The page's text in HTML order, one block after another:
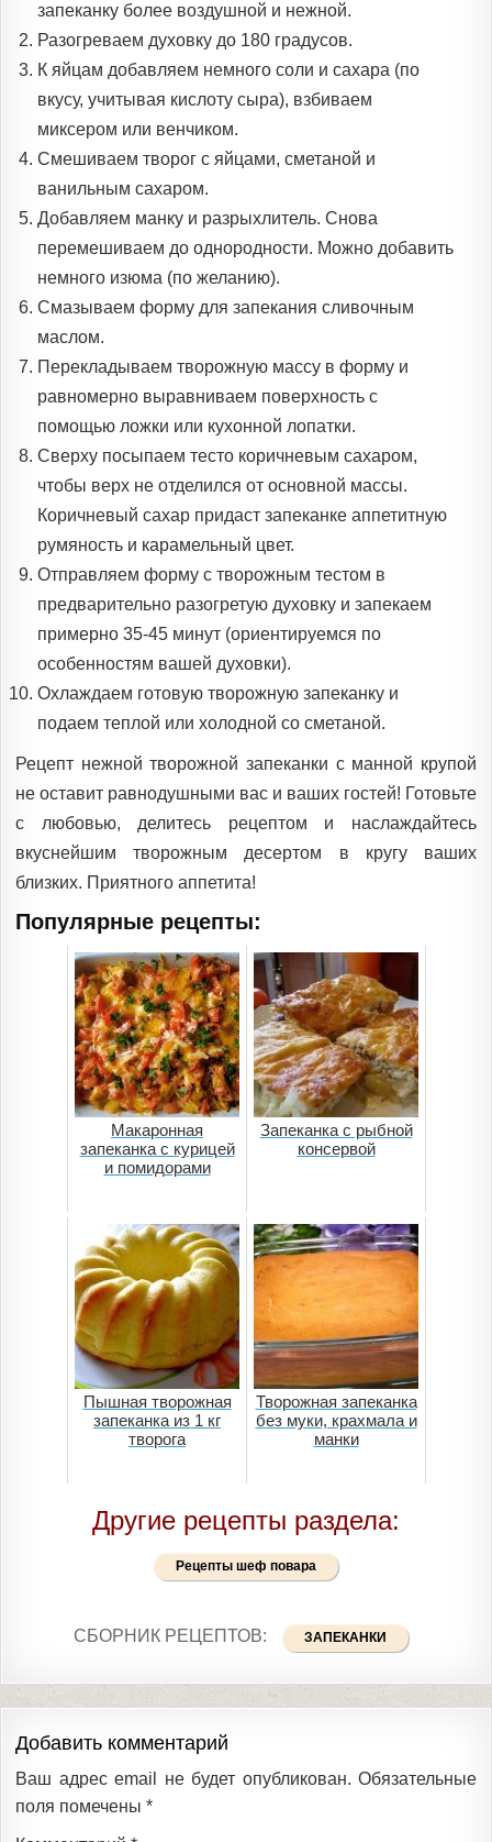
запеканку более воздушной и нежной.
Разогреваем духовку до 180 градусов.
К яйцам добавляем немного соли и сахара (по
вкусу, учитывая кислоту сыра), взбиваем
миксером или венчиком.
Смешиваем творог с яйцами, сметаной и
ванильным сахаром.
Добавляем манку и разрыхлитель. Снова
перемешиваем до однородности. Можно добавить
немного изюма (по желанию).
Смазываем форму для запекания сливочным
маслом.
Перекладываем творожную массу в форму и
равномерно выравниваем поверхность с
помощью ложки или кухонной лопатки.
Сверху посыпаем тесто коричневым сахаром,
чтобы верх не отделился от основной массы.
Коричневый сахар придаст запеканке аппетитную
румяность и карамельный цвет.
Отправляем форму с творожным тестом в
предварительно разогретую духовку и запекаем
примерно 35-45 минут (ориентируемся по
особенностям вашей духовки).
Охлаждаем готовую творожную запеканку и
подаем теплой или холодной со сметаной.
Рецепт нежной творожной запеканки с манной крупой
не оставит равнодушными вас и ваших гостей! Готовьте
с любовью, делитесь рецептом и наслаждайтесь
вкуснейшим творожным десертом в кругу ваших
близких. Приятного аппетита!
Популярные рецепты:
Макаронная
запеканка с курицей
и помидорами
Запеканка с рыбной
консервой
Пышная творожная
запеканка из 1 кг
творога
Творожная запеканка
без муки, крахмала и
манки
Другие рецепты раздела:
Рецепты шеф повара
СБОРНИК РЕЦЕПТОВ: ЗАПЕКАНКИ
Добавить комментарий
Ваш адрес email не будет опубликован. Обязательные
поля помечены *